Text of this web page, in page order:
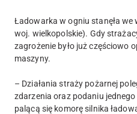
Ładowarka w ogniu stanęła
woj. wielkopolskie). Gdy
zagrożenie było już częściowo
maszyny.
– Działania straży pożarnej
zdarzenia oraz podaniu
palącą się komorę silnika